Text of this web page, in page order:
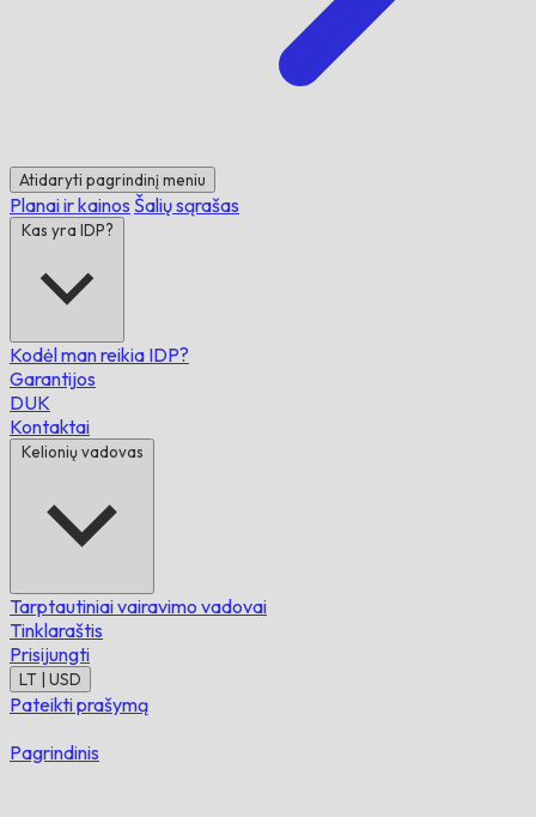
Atidaryti pagrindinį meniu
Planai ir kainos Šalių sąrašas
Kas yra IDP?
Kodėl man reikia IDP?
Garantijos
DUK
Kontaktai
Kelionių vadovas
Tarptautiniai vairavimo vadovai
Tinklaraštis
Prisijungti
LT | USD
Pateikti prašymą
Pagrindinis